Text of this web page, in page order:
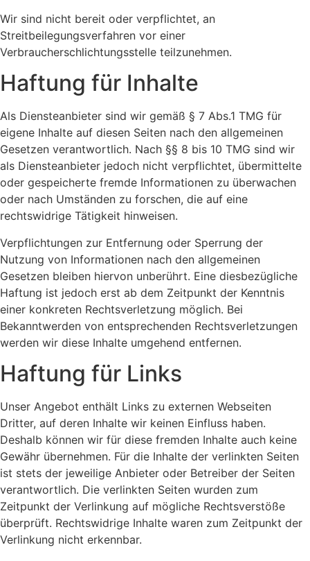
Wir sind nicht bereit oder verpflichtet, an
Streitbeilegungsverfahren vor einer
Verbraucherschlichtungsstelle teilzunehmen.
Haftung für Inhalte
Als Diensteanbieter sind wir gemäß § 7 Abs.1 TMG für
eigene Inhalte auf diesen Seiten nach den allgemeinen
Gesetzen verantwortlich. Nach §§ 8 bis 10 TMG sind wir
als Diensteanbieter jedoch nicht verpflichtet, übermittelte
oder gespeicherte fremde Informationen zu überwachen
oder nach Umständen zu forschen, die auf eine
rechtswidrige Tätigkeit hinweisen.
Verpflichtungen zur Entfernung oder Sperrung der
Nutzung von Informationen nach den allgemeinen
Gesetzen bleiben hiervon unberührt. Eine diesbezügliche
Haftung ist jedoch erst ab dem Zeitpunkt der Kenntnis
einer konkreten Rechtsverletzung möglich. Bei
Bekanntwerden von entsprechenden Rechtsverletzungen
werden wir diese Inhalte umgehend entfernen.
Haftung für Links
Unser Angebot enthält Links zu externen Webseiten
Dritter, auf deren Inhalte wir keinen Einfluss haben.
Deshalb können wir für diese fremden Inhalte auch keine
Gewähr übernehmen. Für die Inhalte der verlinkten Seiten
ist stets der jeweilige Anbieter oder Betreiber der Seiten
verantwortlich. Die verlinkten Seiten wurden zum
Zeitpunkt der Verlinkung auf mögliche Rechtsverstöße
überprüft. Rechtswidrige Inhalte waren zum Zeitpunkt der
Verlinkung nicht erkennbar.